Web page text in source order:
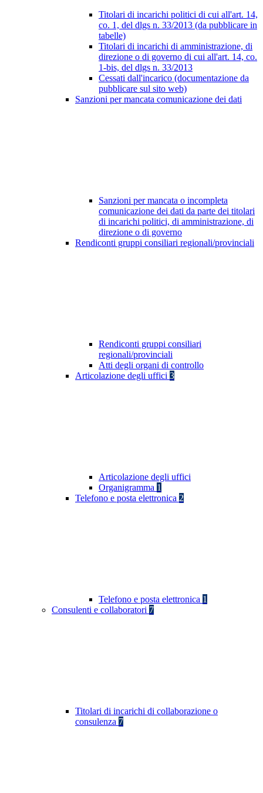
Titolari di incarichi politici di cui all'art. 14,
co. 1, del dlgs n. 33/2013 (da pubblicare in
tabelle)
Titolari di incarichi di amministrazione, di
direzione o di governo di cui all'art. 14, co.
1-bis, del dlgs n. 33/2013
Cessati dall'incarico (documentazione da
pubblicare sul sito web)
Sanzioni per mancata comunicazione dei dati
Sanzioni per mancata o incompleta
comunicazione dei dati da parte dei titolari
di incarichi politici, di amministrazione, di
direzione o di governo
Rendiconti gruppi consiliari regionali/provinciali
Rendiconti gruppi consiliari
regionali/provinciali
Atti degli organi di controllo
Articolazione degli uffici 3
Articolazione degli uffici
Organigramma 1
Telefono e posta elettronica 2
Telefono e posta elettronica 1
Consulenti e collaboratori 7
Titolari di incarichi di collaborazione o
consulenza 7